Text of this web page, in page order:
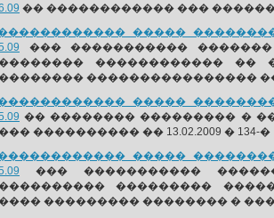
�� ������������ ��� ������
�����
��� �����������
������������ ��
����������������
�����
�� �������� ��������� �
���������� �� 13.02.2009 � 134-�
�����
��� �����������
���������
��������� �������� �